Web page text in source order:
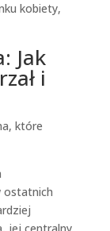
kobiety,
Jak
i
ostatnich